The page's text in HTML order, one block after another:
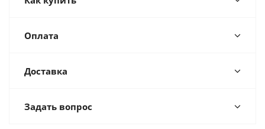
Оплата
Доставка
Задать вопрос